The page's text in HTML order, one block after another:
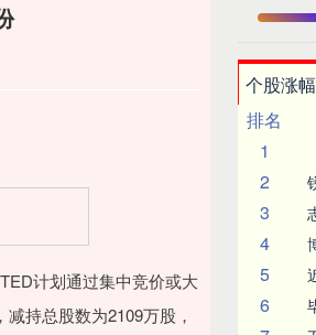
计划通过集中竞价或大
持总股数为2109万股，
个股涨幅
排名
1
2
3
4
5
6